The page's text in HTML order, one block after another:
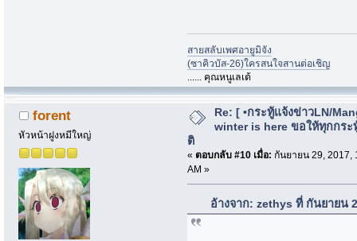
สายสลับเพศอายูมิจัง
(ซาคิวบัส-26)ใครสนใจสานต่อเชิญ
...... คุณหนูเลเต้
forent
หัวหน้าฝูงหมีใหญ่
Re: [ •กระทู้แจ้งข่าวLN/
winter is here ขอให้ทุกกระ
ติ
« ตอบกลับ #10 เมื่อ: กันยายน 29, 2017,
AM »
อ้างจาก: zethys ที่ กันยายน